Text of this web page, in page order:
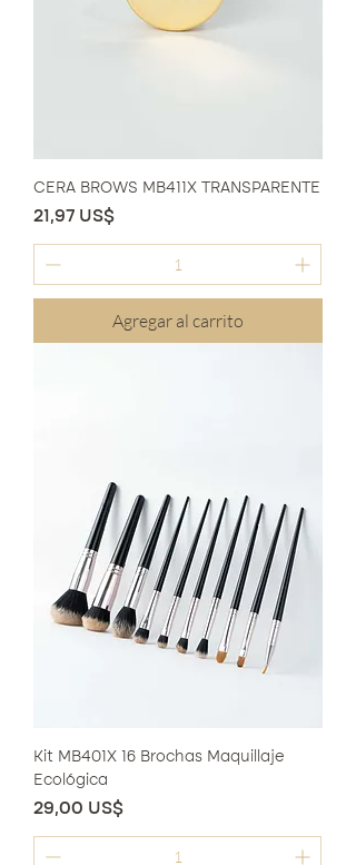
CERA BROWS MB411X TRANSPARENTE
Precio
21,97 US$
Agregar al carrito
Kit MB401X 16 Brochas Maquillaje
Ecológica
Precio
29,00 US$